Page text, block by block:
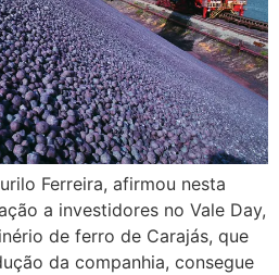
Ferreira, afirmou nesta
a investidores no Vale Day,
de ferro de Carajás, que
da companhia, consegue